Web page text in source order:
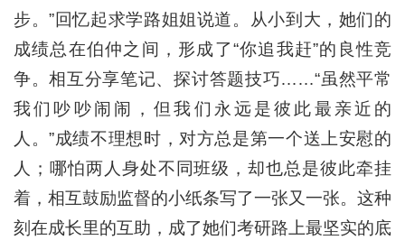
步。”回忆起求学路姐姐说道。从小到大，她们的
成绩总在伯仲之间，形成了“你追我赶”的良性竞
争。相互分享笔记、探讨答题技巧……“虽然平常
我们吵吵闹闹，但我们永远是彼此最亲近的
人。”成绩不理想时，对方总是第一个送上安慰的
人；哪怕两人身处不同班级，却也总是彼此牵挂
着，相互鼓励监督的小纸条写了一张又一张。这种
刻在成长里的互助，成了她们考研路上最坚实的底